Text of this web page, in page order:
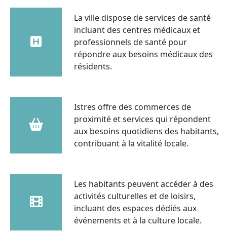
La ville dispose de services de santé
incluant des centres médicaux et
professionnels de santé pour
répondre aux besoins médicaux des
résidents.
Istres offre des commerces de
proximité et services qui répondent
aux besoins quotidiens des habitants,
contribuant à la vitalité locale.
Les habitants peuvent accéder à des
activités culturelles et de loisirs,
incluant des espaces dédiés aux
événements et à la culture locale.